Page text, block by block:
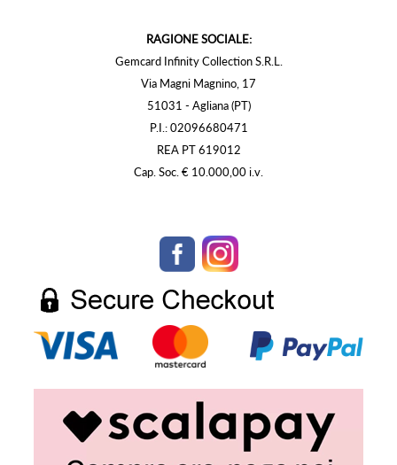
RAGIONE SOCIALE:
Gemcard Infinity Collection S.R.L.
Via Magni Magnino, 17
51031 - Agliana (PT)
P.I.: 02096680471
REA PT 619012
Cap. Soc. € 10.000,00 i.v.